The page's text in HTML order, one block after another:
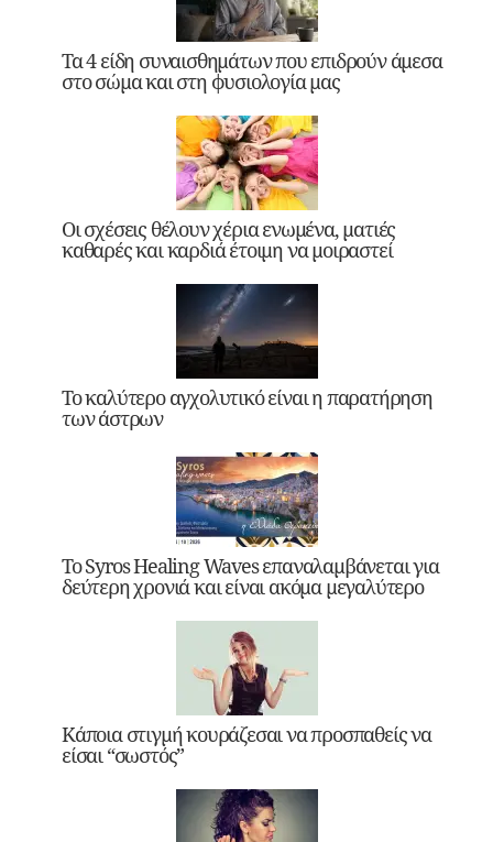
Τα 4 είδη συναισθημάτων που επιδρούν άμεσα
στο σώμα και στη φυσιολογία μας
Οι σχέσεις θέλουν χέρια ενωμένα, ματιές
καθαρές και καρδιά έτοιμη να μοιραστεί
Το καλύτερο αγχολυτικό είναι η παρατήρηση
των άστρων
Το Syros Healing Waves επαναλαμβάνεται για
δεύτερη χρονιά και είναι ακόμα μεγαλύτερο
Κάποια στιγμή κουράζεσαι να προσπαθείς να
είσαι “σωστός”